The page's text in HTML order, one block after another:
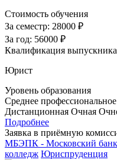
Стоимость обучения
За семестр: 28000 ₽
За год: 56000 ₽
Квалификация выпускника
Юрист
Уровень образования
Среднее
Дистанционная Очная
Подробнее
Заявка в приёмную
МБЭПК - Московский
колледж Юриспруденция